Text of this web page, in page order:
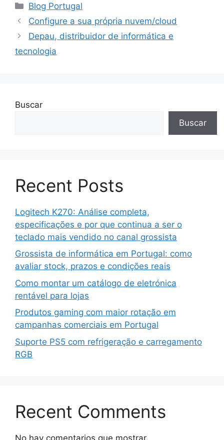
Blog Portugal
Configure a sua própria nuvem/cloud
Depau, distribuidor de informática e
tecnologia
Buscar
Buscar
Recent Posts
Logitech K270: Análise completa,
especificações e por que continua a ser o
teclado mais vendido no canal grossista
Grossista de informática em Portugal: como
avaliar stock, prazos e condições reais
Como montar um catálogo de eletrónica
rentável para lojas
Produtos gaming com maior rotação em
campanhas comerciais em Portugal
Suporte PS5 com refrigeração e carregamento
RGB
Recent Comments
No hay comentarios que mostrar.